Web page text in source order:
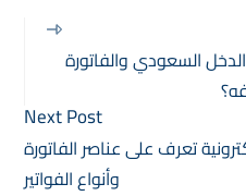
السعودي والفاتورة
Next Post
تعرف على عناصر الفاتورة
وأنواع الفواتير